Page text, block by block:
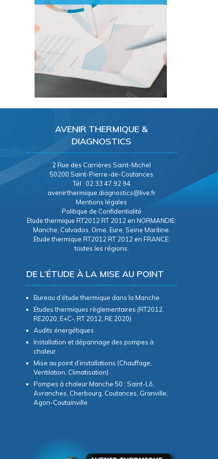
AVENIR THERMIQUE &
DIAGNOSTICS
2 Rue des Carrières Saint-Michel
50200 Saint-Pierre-de-Coutances
Tél : 02 33 47 92 94
avenirthermique.diagnostics@live.fr
Mentions légales
Politique de Confidentialité
Etude thermique RT2012 RT 2012 en NORMANDIE:
Manche, Calvados, Orne, Eure, Seine Maritine.
Etude thermique RT2012 RT 2012 en FRANCE:
toutes les régions.
DE L’ÉTUDE À LA MISE AU POINT
Bureau d’étude thermique dans la Manche
Etudes thermiques règlementaires (RT2012,
RE2020, E+C-, RT 2012, RE 2020)
Audits énergétiques
Installation et dépannage des pompes à
chaleur
Mise au point d’installations (Chauffage,
Ventilation, Climatisation)
Pompes à chaleur Manche 50 : Saint-Lô,
Avranches, Cherbourg, Coutances, Granville,
Agon-Coutainville